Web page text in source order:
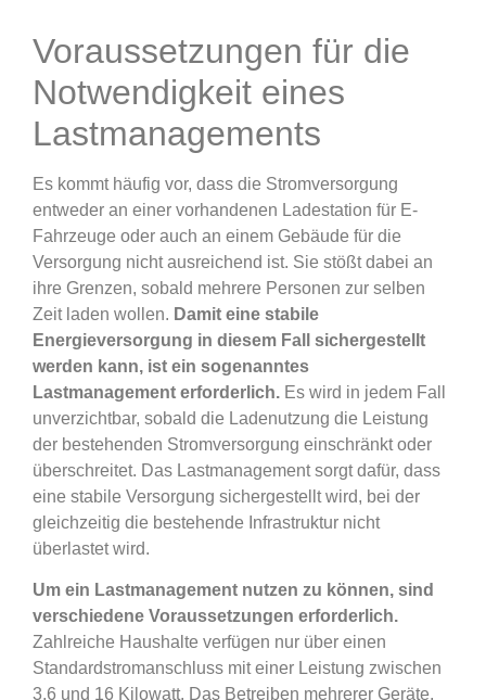
Voraussetzungen für die
Notwendigkeit eines
Lastmanagements
Es kommt häufig vor, dass die Stromversorgung
entweder an einer vorhandenen Ladestation für E-
Fahrzeuge oder auch an einem Gebäude für die
Versorgung nicht ausreichend ist. Sie stößt dabei an
ihre Grenzen, sobald mehrere Personen zur selben
Zeit laden wollen. Damit eine stabile
Energieversorgung in diesem Fall sichergestellt
werden kann, ist ein sogenanntes
Lastmanagement erforderlich. Es wird in jedem Fall
unverzichtbar, sobald die Ladenutzung die Leistung
der bestehenden Stromversorgung einschränkt oder
überschreitet. Das Lastmanagement sorgt dafür, dass
eine stabile Versorgung sichergestellt wird, bei der
gleichzeitig die bestehende Infrastruktur nicht
überlastet wird.
Um ein Lastmanagement nutzen zu können, sind
verschiedene Voraussetzungen erforderlich.
Zahlreiche Haushalte verfügen nur über einen
Standardstromanschluss mit einer Leistung zwischen
3,6 und 16 Kilowatt. Das Betreiben mehrerer Geräte,